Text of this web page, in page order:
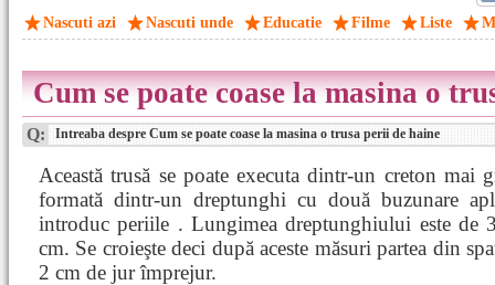
Nascuti azi Nascuti unde Educatie Filme Liste
Cum se poate coase la masina o
Q: Intreaba despre Cum se poate coase la masina o trusa perii de haine
Această trusă se poate executa dintr-un creton mai
formată dintr-un dreptunghi cu două buzunare
introduc periile . Lungimea dreptunghiului este de
cm. Se croieşte deci după aceste măsuri partea din
2 cm de jur împrejur.